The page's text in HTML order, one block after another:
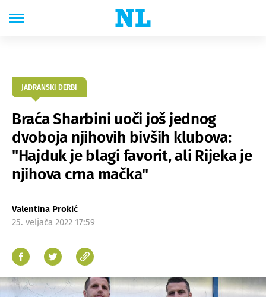
JADRANSKI DERBI
Braća Sharbini uoči još jednog
dvoboja njihovih bivših klubova:
"Hajduk je blagi favorit, ali Rijeka je
njihova crna mačka"
Valentina Prokić
25. veljača 2022 17:59